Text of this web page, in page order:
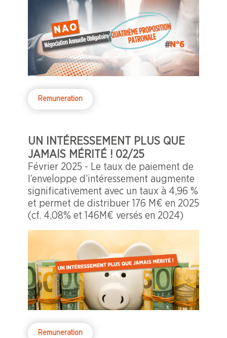
on constate malheureusement que
l’écart entre le budget salarial 2025
proposé par la direction et l’inflation
est le plus faible depuis 2017.
Remuneration
UN INTÉRESSEMENT PLUS QUE
JAMAIS MÉRITÉ ! 02/25
Février 2025 - Le taux de paiement de
l’enveloppe d’intéressement augmente
significativement avec un taux à 4,96 %
et permet de distribuer 176 M€ en 2025
(cf. 4,08% et 146M€ versés en 2024)
Remuneration